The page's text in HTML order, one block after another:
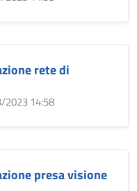
rete di
2023 14:58
presa visione